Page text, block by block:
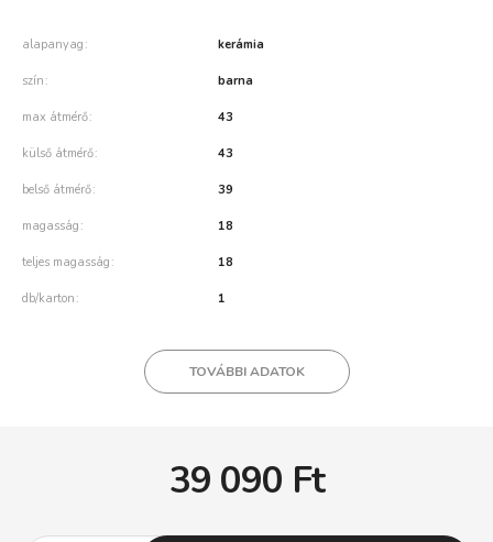
alapanyag kerámia
szín barna
max átmérő 43
külső átmérő 43
belső átmérő 39
magasság 18
teljes magasság 18
db/karton 1
TOVÁBBI ADATOK
39 090 Ft